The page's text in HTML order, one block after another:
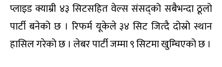
प्लाइड क्याम्री ४३ सिटसहित वेल्स संसद्को सबैभन्दा ठूलो
पार्टी बनेको छ । रिफर्म यूकेले ३४ सिट जित्दै दोस्रो स्थान
हासिल गरेको छ । लेबर पार्टी जम्मा ९ सिटमा खुम्चिएको छ ।